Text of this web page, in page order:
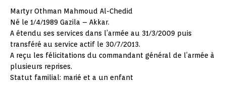
Martyr Othman Mahmoud Al-Chedid
Né le 1/4/1989 Gazila – Akkar.
A étendu ses services dans l’armée au 31/3/2009 puis
transféré au service actif le 30/7/2013.
A reçu les félicitations du commandant général de l’armée à
plusieurs reprises.
Statut familial: marié et a un enfant